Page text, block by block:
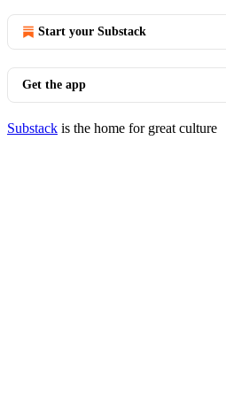
Start your Substack
Get the app
Substack is the home for great culture